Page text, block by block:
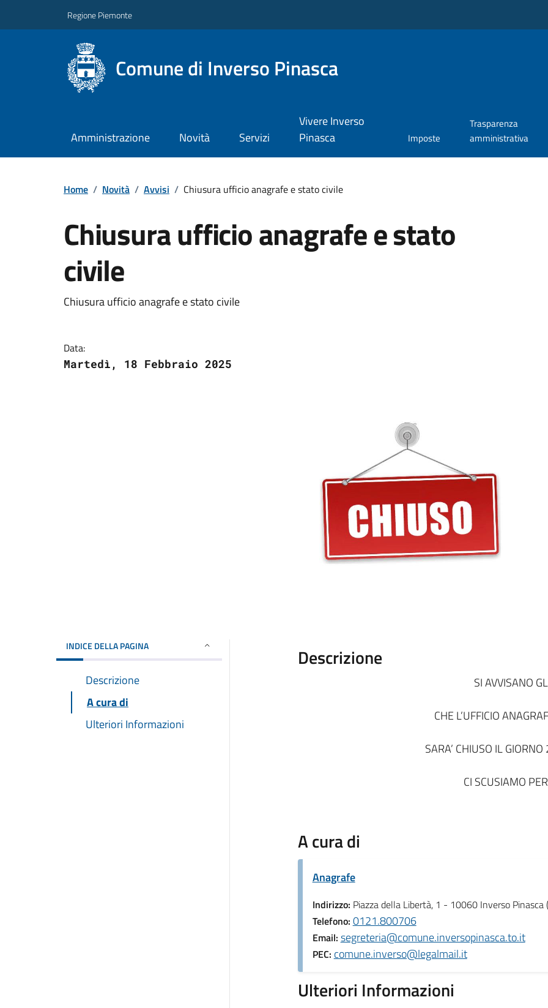
Regione Piemonte
Comune di Inverso Pinasca
Amministrazione Novità Servizi
Vivere Inverso
Pinasca
Imposte
Trasparenza
amministrativa
Home / Novità / Avvisi / Chiusura ufficio anagrafe e stato civile
Chiusura ufficio anagrafe e stato
civile
Chiusura ufficio anagrafe e stato civile
Data:
Martedì, 18 Febbraio 2025
INDICE DELLA PAGINA
Descrizione
A cura di
Ulteriori Informazioni
Descrizione
SI AVVISANO
CHE L’UFFICIO
SARA’ CHIUSO IL
CI SCUSIAMO
A cura di
Anagrafe
Indirizzo: Piazza della Libertà, 1 - 10060 Inverso Pinasca
Telefono: 0121.800706
Email: segreteria@comune.inversopinasca.to.it
PEC: comune.inverso@legalmail.it
Ulteriori Informazioni